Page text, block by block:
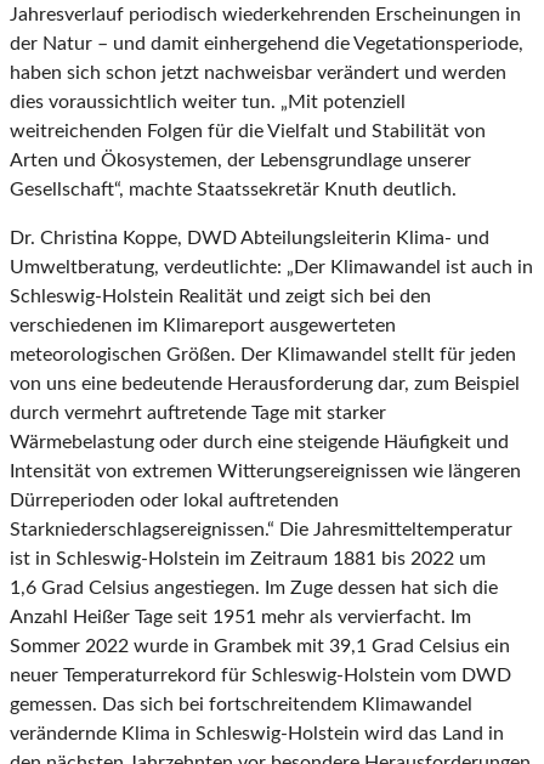
Jahresverlauf periodisch wiederkehrenden Erscheinungen in
der Natur – und damit einhergehend die Vegetationsperiode,
haben sich schon jetzt nachweisbar verändert und werden
dies voraussichtlich weiter tun. „Mit potenziell
weitreichenden Folgen für die Vielfalt und Stabilität von
Arten und Ökosystemen, der Lebensgrundlage unserer
Gesellschaft“, machte Staatssekretär Knuth deutlich.
Dr. Christina Koppe, DWD Abteilungsleiterin Klima- und
Umweltberatung, verdeutlichte: „Der Klimawandel ist auch in
Schleswig-Holstein Realität und zeigt sich bei den
verschiedenen im Klimareport ausgewerteten
meteorologischen Größen. Der Klimawandel stellt für jeden
von uns eine bedeutende Herausforderung dar, zum Beispiel
durch vermehrt auftretende Tage mit starker
Wärmebelastung oder durch eine steigende Häufigkeit und
Intensität von extremen Witterungsereignissen wie längeren
Dürreperioden oder lokal auftretenden
Starkniederschlagsereignissen.“ Die Jahresmitteltemperatur
ist in Schleswig-Holstein im Zeitraum 1881 bis 2022 um
1,6 Grad Celsius angestiegen. Im Zuge dessen hat sich die
Anzahl Heißer Tage seit 1951 mehr als vervierfacht. Im
Sommer 2022 wurde in Grambek mit 39,1 Grad Celsius ein
neuer Temperaturrekord für Schleswig-Holstein vom DWD
gemessen. Das sich bei fortschreitendem Klimawandel
verändernde Klima in Schleswig-Holstein wird das Land in